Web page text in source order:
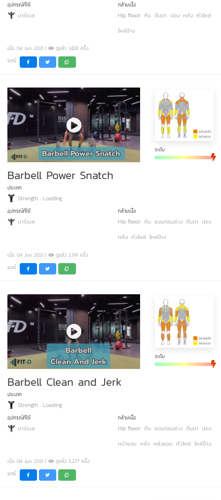
อุปกรณ์ที่ใช้
บาร์เบล
กล้ามเนื้อ
Hip flexor ก้น ต้นขา น่อง หลัง หัวไหล่
ไหล่ข้าง
เมื่อ 04 Jun 2021 | ดูแล้ว 1,428 ครั้ง
แชร์
ระดับ
Barbell Power Snatch
ประเภท
Strength : Loading
อุปกรณ์ที่ใช้
บาร์เบล
กล้ามเนื้อ
Hip flexor ก้น แขนท่อนล่าง ต้นขา น่อง
หลัง หัวไหล่ ไหล่ข้าง
เมื่อ 04 Jun 2021 | ดูแล้ว 2,119 ครั้ง
แชร์
ระดับ
Barbell Clean and Jerk
ประเภท
Strength : Loading
อุปกรณ์ที่ใช้
บาร์เบล
กล้ามเนื้อ
Hip flexor ก้น แขนท่อนล่าง ต้นขา น่อง
หน้าแขน หลัง หลังแขน หัวไหล่ ไหล่ข้าง
เมื่อ 04 Jun 2021 | ดูแล้ว 5,277 ครั้ง
แชร์